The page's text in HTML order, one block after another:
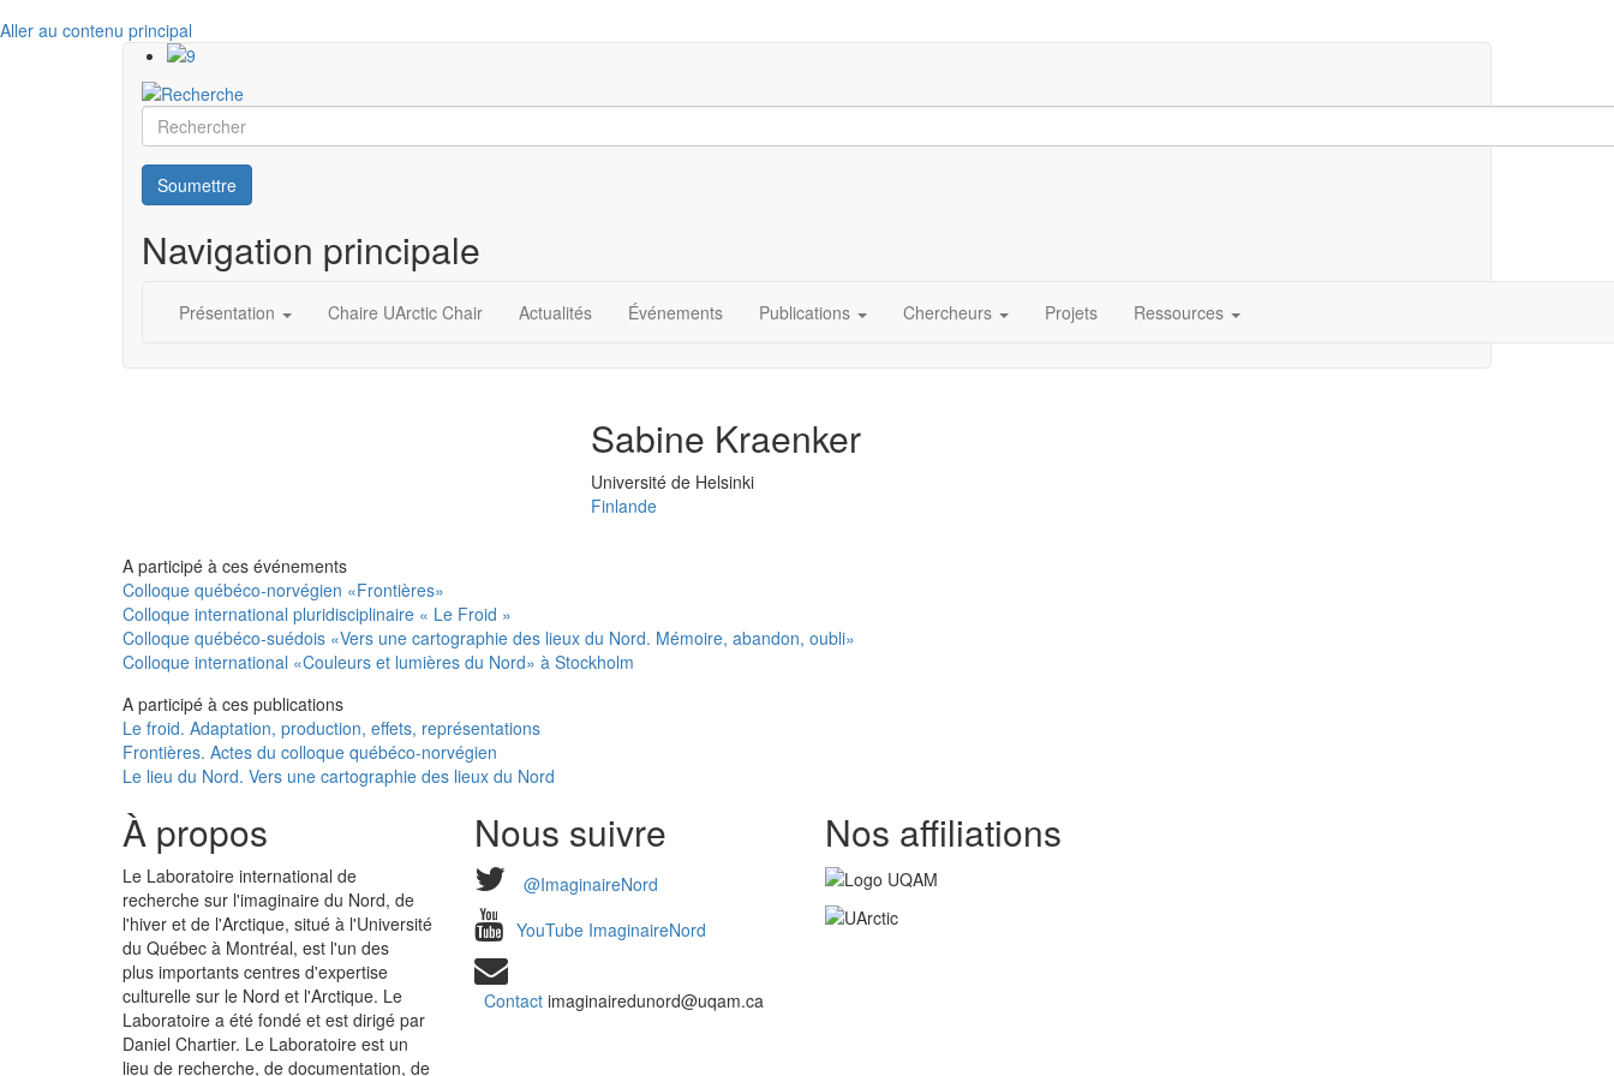
Aller au contenu principal
Rechercher
Soumettre
Navigation principale
Présentation Chaire UArctic Chair Actualités Événements Publications Chercheurs Projets Ressources
Sabine Kraenker
Université
Université de Helsinki
Finlande
A participé à ces événements
Colloque québéco-norvégien «Frontières»
Colloque international pluridisciplinaire « Le Froid »
Colloque québéco-suédois «Vers une cartographie des lieux du Nord. Mémoire, abandon, oubli»
Colloque international «Couleurs et lumières du Nord» à Stockholm
A participé à ces publications
Le froid. Adaptation, production, effets, représentations
Frontières. Actes du colloque québéco-norvégien
Le lieu du Nord. Vers une cartographie des lieux du Nord
À propos
Le Laboratoire international de
recherche sur l'imaginaire du Nord, de
l'hiver et de l'Arctique, situé à l'Université
du Québec à Montréal, est l'un des
plus importants centres d'expertise
culturelle sur le Nord et l'Arctique. Le
Laboratoire a été fondé et est dirigé par
Daniel Chartier. Le Laboratoire est un
lieu de recherche, de documentation, de
Nous suivre
@ImaginaireNord
YouTube ImaginaireNord
Contactimaginairedunord@uqam.ca
Nos affiliations